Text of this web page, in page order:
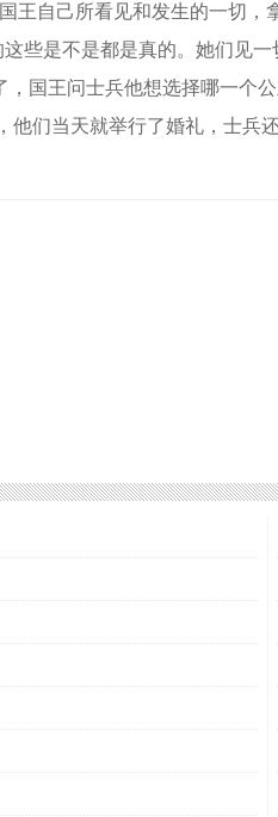
王自己所看见和发生的一切
些是不是都是真的。她们见
，国王问士兵他想选择哪一个
他们当天就举行了婚礼，士兵